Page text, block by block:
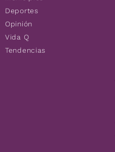
Deportes
Opinión
Vida Q
Tendencias